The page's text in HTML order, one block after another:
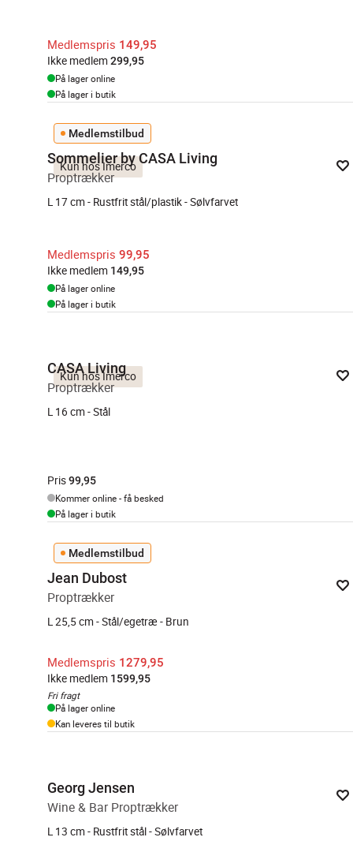
Medlemspris 149,95
Ikke medlem 299,95
På lager online
På lager i butik
Kun hos Imerco
Medlemstilbud
Sommelier by CASA Living
Proptrækker
L 17 cm - Rustfrit stål/plastik - Sølvfarvet
Medlemspris 99,95
Ikke medlem 149,95
På lager online
På lager i butik
Kun hos Imerco
CASA Living
Proptrækker
L 16 cm - Stål
Pris99,95
Kommer online - få besked
På lager i butik
Medlemstilbud
Jean Dubost
Proptrækker
L 25,5 cm - Stål/egetræ - Brun
Medlemspris 1279,95
Ikke medlem 1599,95
Fri fragt
På lager online
Kan leveres til butik
Georg Jensen
Wine & Bar Proptrækker
L 13 cm - Rustfrit stål - Sølvfarvet